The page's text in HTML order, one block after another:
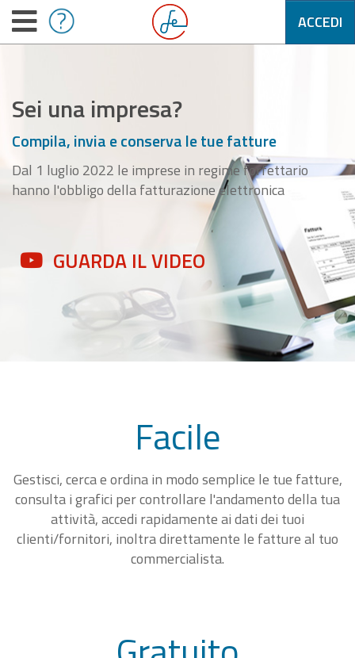
ACCEDI
Sei una impresa?
Compila, invia e conserva le tue fatture
Dal 1 luglio 2022 le imprese in regime forfettario
hanno l'obbligo della fatturazione elettronica
GUARDA IL VIDEO
Facile
Gestisci, cerca e ordina in modo semplice le tue fatture,
consulta i grafici per controllare l'andamento della tua
attività, accedi rapidamente ai dati dei tuoi
clienti/fornitori, inoltra direttamente le fatture al tuo
commercialista.